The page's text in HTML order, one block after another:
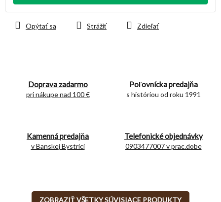
Doprava zadarmo
pri nákupe nad 100 €
Poľovnícka predajňa
s históriou od roku 1991
Kamenná predajňa
v Banskej Bystrici
Telefonické objednávky
0903477007 v prac.dobe
Opýtať sa Strážiť Zdieľať
ZOBRAZIŤ VŠETKY SÚVISIACE PRODUKTY